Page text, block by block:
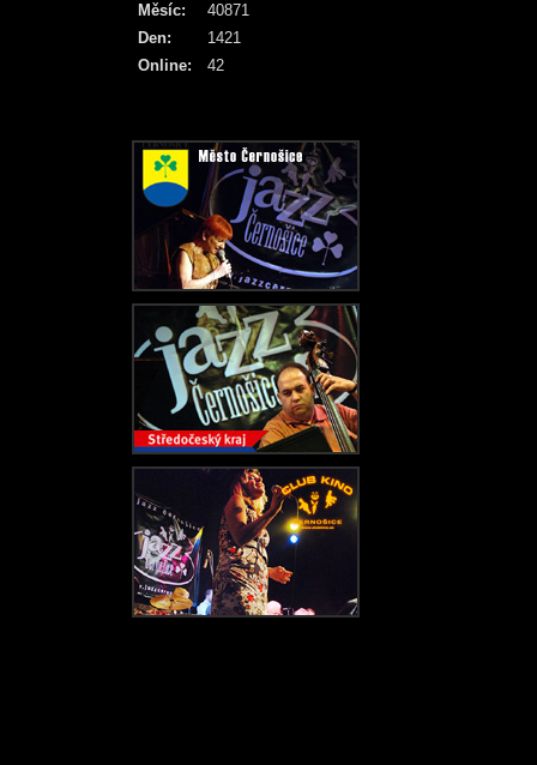
Online: 42
Měsíc:
40871
Den:
1421